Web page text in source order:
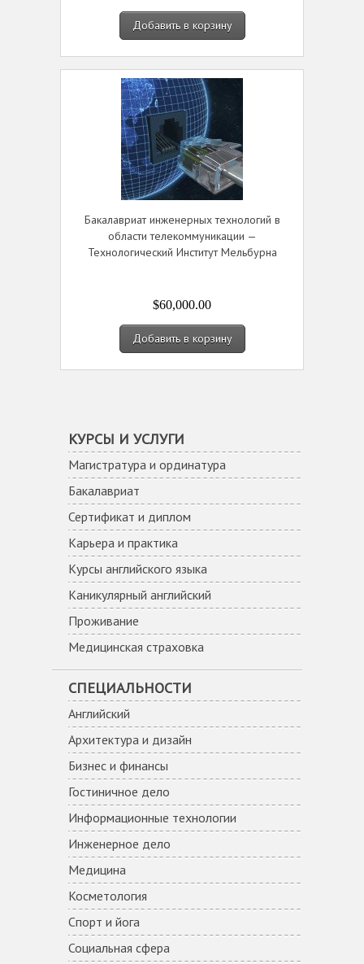
Добавить в корзину
Бакалавриат инженерных технологий в
области телекоммуникации —
Технологический Институт Мельбурна
$60,000.00
Добавить в корзину
КУРСЫ И УСЛУГИ
Магистратура и ординатура
Бакалавриат
Сертификат и диплом
Карьера и практика
Курсы английского языка
Каникулярный английский
Проживание
Медицинская страховка
СПЕЦИАЛЬНОСТИ
Английский
Архитектура и дизайн
Бизнес и финансы
Гостиничное дело
Информационные технологии
Инженерное дело
Медицина
Косметология
Спорт и йога
Социальная сфера